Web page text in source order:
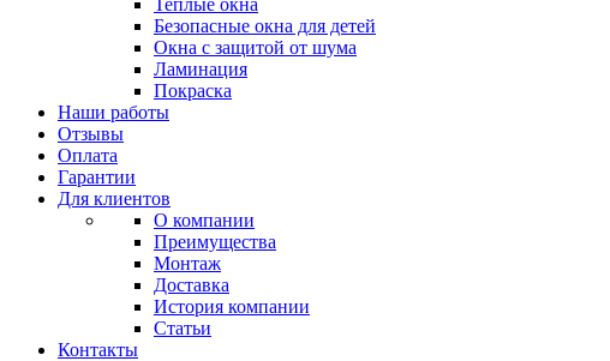
Безопасные окна для детей
Окна с защитой от шума
Ламинация
Покраска
Наши работы
Отзывы
Оплата
Гарантии
Для клиентов
О компании
Преимущества
Монтаж
Доставка
История компании
Статьи
Контакты